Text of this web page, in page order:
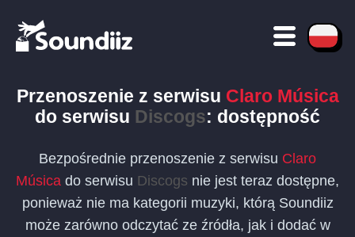
Przenoszenie z serwisu Claro Música
do serwisu Discogs: dostępność
Bezpośrednie przenoszenie z serwisu Claro
Música do serwisu Discogs nie jest teraz dostępne,
ponieważ nie ma kategorii muzyki, którą Soundiiz
może zarówno odczytać ze źródła, jak i dodać w